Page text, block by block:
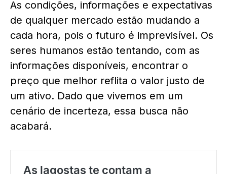
As condições, informações e expectativas
de qualquer mercado estão mudando a
cada hora, pois o futuro é imprevisível. Os
seres humanos estão tentando, com as
informações disponíveis, encontrar o
preço que melhor reflita o valor justo de
um ativo. Dado que vivemos em um
cenário de incerteza, essa busca não
acabará.